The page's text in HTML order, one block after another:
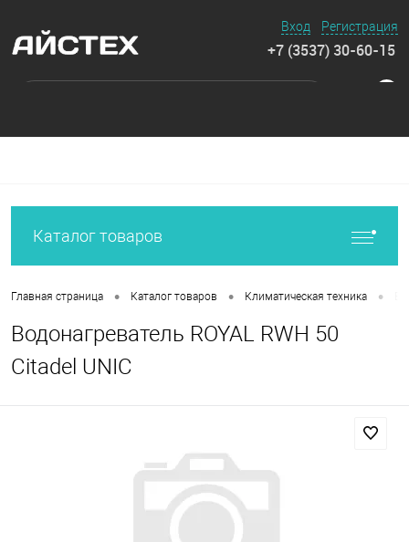
Вход Регистрация
+7 (3537) 30-60-15
Каталог товаров
Главная страница • Каталог товаров • Климатическая техника •
Водонагреватель ROYAL RWH 50
Citadel UNIC